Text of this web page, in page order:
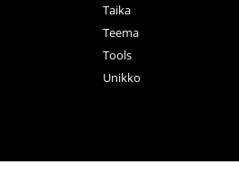
Taika
Teema
Tools
Unikko